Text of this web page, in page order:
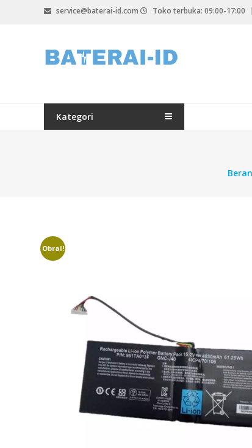
service@baterai-id.com Toko terbuka: 09:00-17:00
bateria-
id.com
Kategori
Obral!